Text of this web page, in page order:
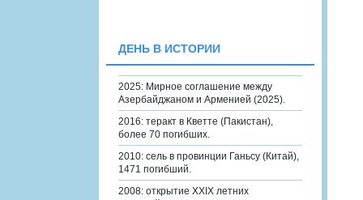
ДЕНЬ В ИСТОРИИ
2025: Мирное соглашение между
Азербайджаном и Арменией (2025).
2016: теракт в Кветте (Пакистан),
более 70 погибших.
2010: сель в провинции Ганьсу (Китай),
1471 погибший.
2008: открытие XXIX летних